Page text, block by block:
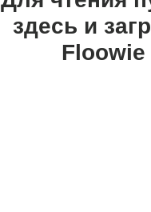
здесь и
Floowie